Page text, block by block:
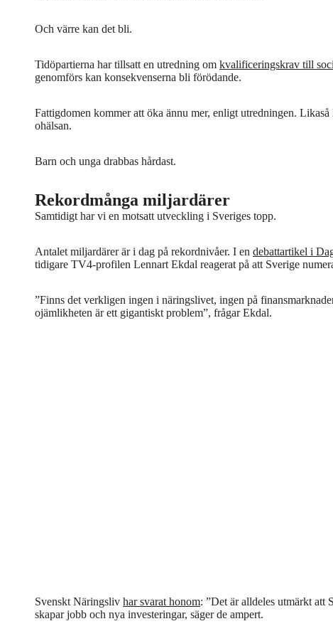
Och värre kan det bli.
Tidöpartierna har tillsatt en utredning om kvalificeringskrav till
genomförs kan konsekvenserna bli förödande.
Fattigdomen kommer att öka ännu mer, enligt utredningen.
ohälsan.
Barn och unga drabbas hårdast.
Rekordmånga miljardärer
Samtidigt har vi en motsatt utveckling i Sveriges topp.
Antalet miljardärer är i dag på rekordnivåer. I en debattartikel i
tidigare TV4-profilen Lennart Ekdal reagerat på att Sverige
”Finns det verkligen ingen i näringslivet, ingen på
ojämlikheten är ett gigantiskt problem”, frågar Ekdal.
Svenskt Näringsliv har svarat honom: ”Det är alldeles utmärkt att
skapar jobb och nya investeringar, säger de ampert.